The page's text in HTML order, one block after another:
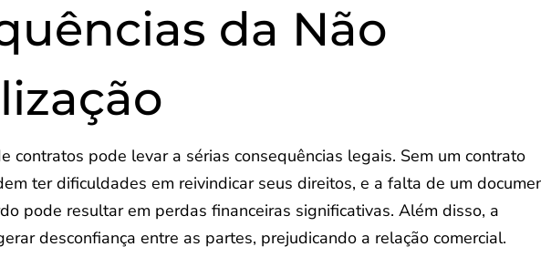
da Não
contratos pode levar a sérias consequências legais. Sem um contrato
ter dificuldades em reivindicar seus direitos, e a falta de um
pode resultar em perdas financeiras significativas. Além disso, a
desconfiança entre as partes, prejudicando a relação comercial.